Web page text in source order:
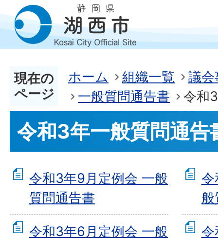
現在の
ページ
ホーム 組織一覧
議会
一般質問通告書
令和
令和3年一般質問通告
令和3年9月定例会 一般
質問通告書
令
令和3年6月定例会 一般
令